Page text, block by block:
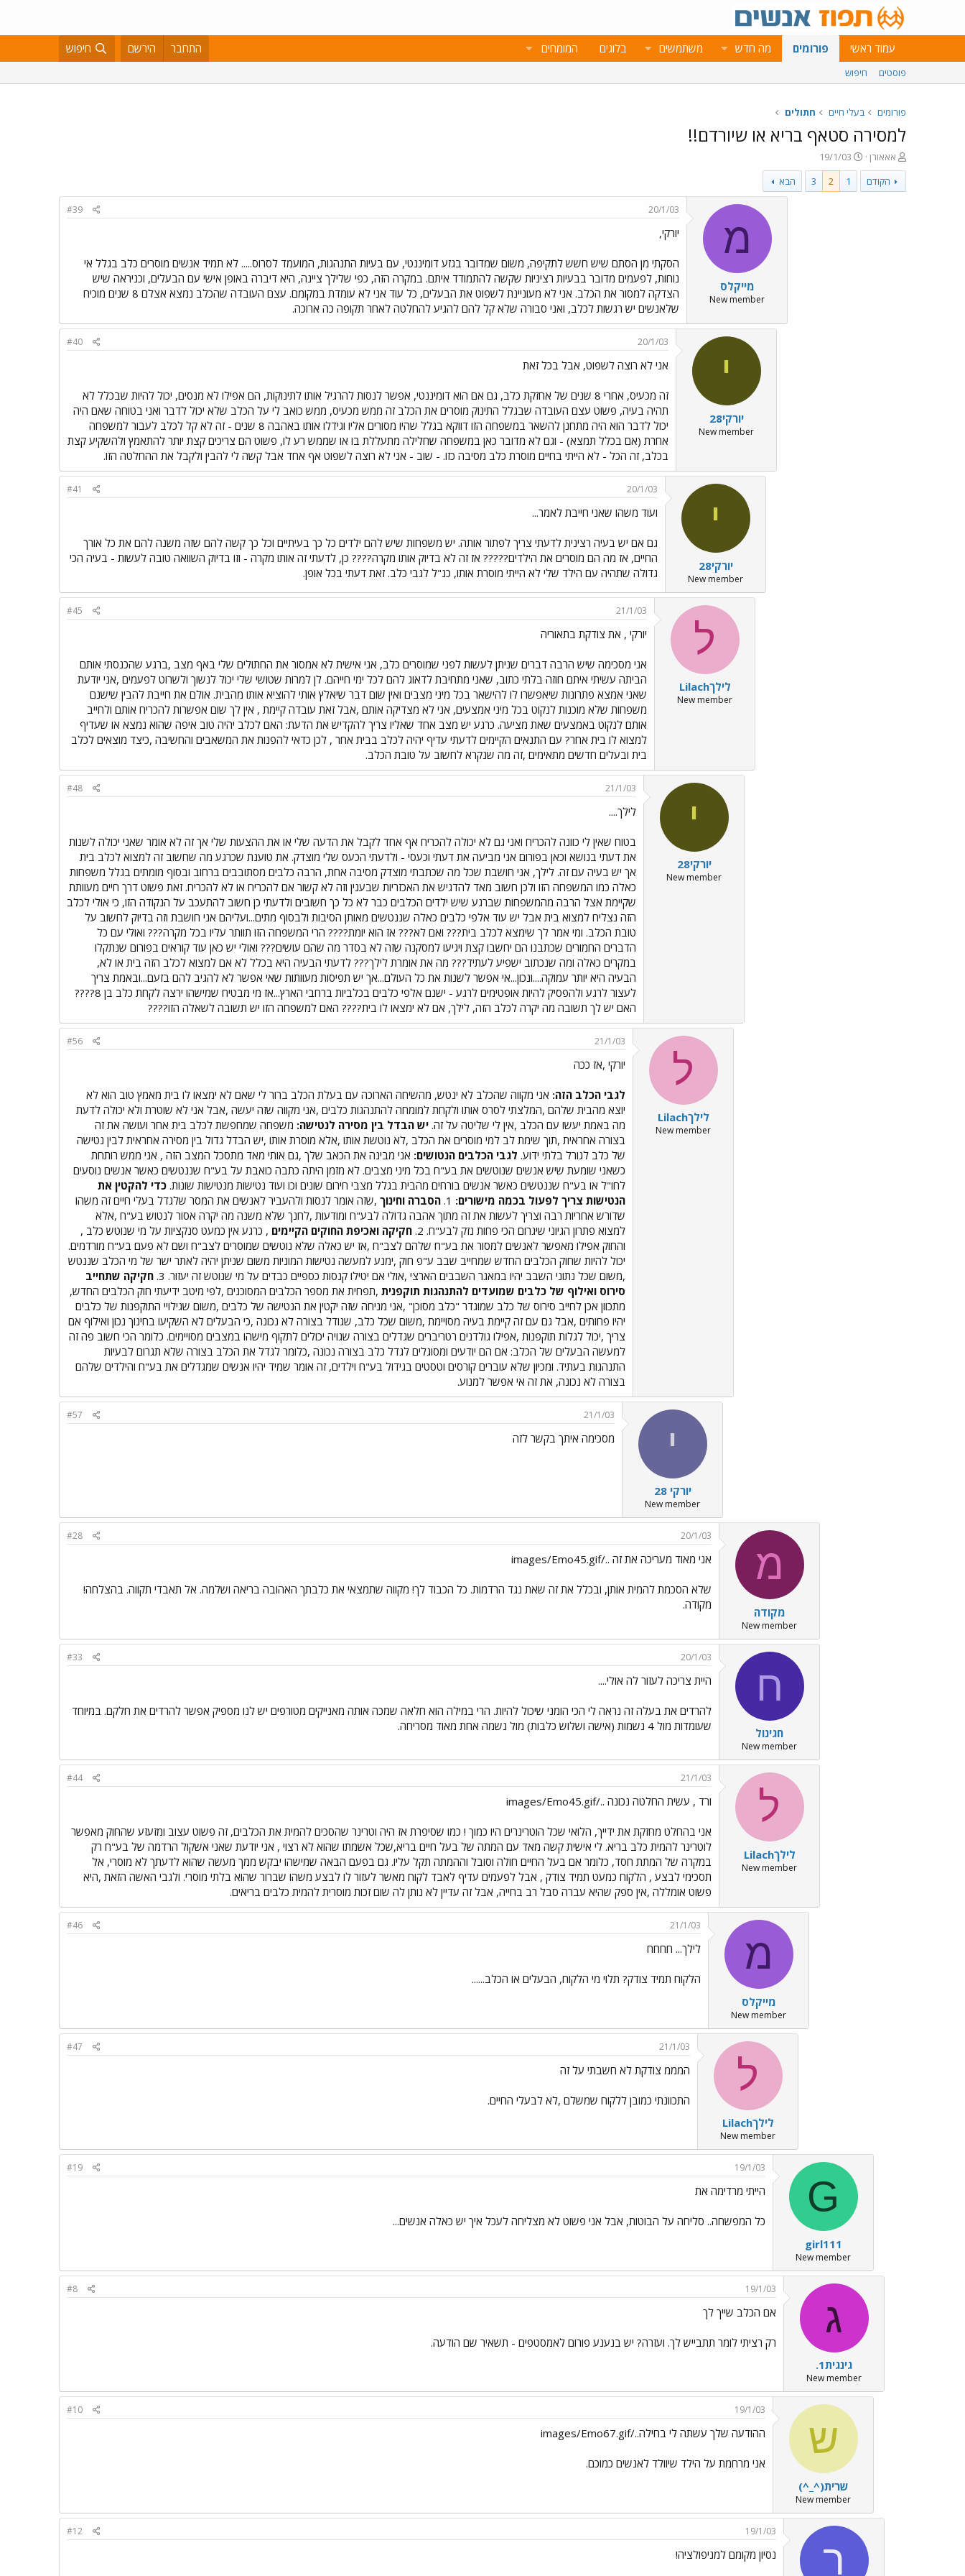
עמוד ראשי פורומים מה חדש משתמשים בלוגים המומחים התחבר הירשם חיפוש
פוסטים חיפוש
פורומים בעלי חיים חתולים
למסירה סטאף בריא או שיורדם!!
פ
ו
ת
ח
אאאורן
פ
ו
ר
ס
19/1/03
הקודם
1
2
3 הבא
מ
מייקלס
New member
20/1/03
#39
יורקי,
הסקתי מן הסתם שיש חשש לתקיפה, משום שמדובר בגזע דומיננטי, עם בעיות התנהגות, המועמד לסרוס..... לא תמיד אנשים מוסרים כלב בגלל אי
נוחות, לפעמים מדובר בבעיות רציניות שקשה להתמודד איתם. במקרה הזה, כפי שלילך ציינה, היא דיברה באופן אישי עם הבעלים, וכניראה שיש
הצדקה למסור את הכלב. אני לא מעוניינת לשפוט את הבעלים, כל עוד אני לא עומדת במקומם. עצם העובדה שהכלב נמצא אצלם 8 שנים מוכיח
שלאנשים יש רגשות לכלב, ואני סבורה שלא קל להם להגיע להחלטה לאחר תקופה כה ארוכה.
י
יורקי28
New member
20/1/03
#40
אני לא רוצה לשפוט, אבל בכל זאת
זה מכעיס, אחרי 8 שנים של אחזקת כלב, גם אם הוא דומיננטי, אפשר לנסות להרגיל אותו לתינוקות, הם אפילו לא מנסים, יכול להיות שבכלל לא
תהיה בעיה, פשוט עצם העובדה שבגלל התינוק מוסרים את הכלב זה ממש מכעיס, ממש כואב לי על הכלב שלא יכול לדבר ואני בטוחה שאם היה
יכול לדבר הוא היה מתחנן להשאר במשפחה הזו דווקא בגלל שהיו מסורים אליו וגידלו אותו באהבה 8 שנים - זה לא קל לכלב לעבור למשפחה
אחרת (אם בכלל תמצא) - וגם לא מדובר כאן במשפחה שחלילה מתעללת בו או שממש רע לו, פשוט הם צריכים קצת יותר להתאמץ ולהשקיע קצת
בכלב, זה הכל - לא הייתי בחיים מוסרת כלב מסיבה כזו. - שוב - אני לא רוצה לשפוט אף אחד אבל קשה לי להבין ולקבל את ההחלטה הזו.
י
יורקי28
New member
20/1/03
#41
ועוד משהו שאני חייבת לאמר...
גם אם יש בעיה רצינית לדעתי צריך לפתור אותה. יש משפחות שיש להם ילדים כל כך בעיתיים וכל כך קשה להם שזה משנה להם את כל אורך
החיים, אז מה הם מוסרים את הילדים????? אז זה לא בדיוק אותו מקרה???? כן, לדעתי זה אותו מקרה - וזו בדיוק השוואה טובה לעשות - בעיה הכי
גדולה שתהיה עם הילד שלי לא הייתי מוסרת אותו, כנ"ל לגבי כלב. זאת דעתי בכל אופן.
ל
לילךLilach
New member
21/1/03
#45
יורקי , את צודקת בתאוריה
אני מסכימה שיש הרבה דברים שניתן לעשות לפני שמוסרים כלב, אני אישית לא אמסור את החתולים שלי באף מצב ,ברגע שהכנסתי אותם
הביתה עשיתי איתם חוזה בלתי כתוב, שאני מתחיבת לדאוג להם לכל ימי חייהם. לן למרות שטושי שלי יכול לנשוך ולשרוט לפעמים ,אני יודעת
שאני אמצא פתרונות שיאפשרו לו להישאר בכל מיני מצבים ואין שום דבר שיאלץ אותי להוציא אותו מהבית. אולם את חייבת להבין שישנם
משפחות שלא מוכנות לנקוט בכל מיני אמצעים, אני לא מצדיקה אותם ,אבל זאת עובדה קיימת , אין לך שום אפשרות להכריח אותם ולחייב
אותם לנקוט באמצעים שאת מציעה. כרגע יש מצב אחד שאליו צריך להקדיש את הדעת: האם לכלב יהיה טוב איפה שהוא נמצא או שעדיף
למצוא לו בית אחר? עם התנאים הקיימים לדעתי עדיף יהיה לכלב בבית אחר , לכן כדאי להפנות את המשאבים והחשיבה ,כיצד מוצאים לכלב
בית ובעלים חדשים מתאימים ,זה מה שנקרא לחשוב על טובת הכלב.
י
יורקי28
New member
21/1/03
#48
לילך....
בטוח שאין לי כוונה להכריח ואני גם לא יכולה להכריח אף אחד לקבל את הדעה שלי או את ההצעות שלי אך זה לא אומר שאני יכולה לשנות
את דעתי בנושא וכאן בפורום אני מביעה את דעתי וכעסי - ולדעתי הכעס שלי מוצדק. את טוענת שכרגע מה שחשוב זה למצוא לכלב בית
אך יש בעיה עם זה. לילך, אני חושבת שכל מה שכתבתי מוצדק מסיבה אחת, הרבה כלבים מסתובבים ברחוב ובסוף מומתים בגלל משפחות
כאלה כמו המשפחה הזו ולכן חשוב מאד להדגיש את האכזריות שבענין וזה לא קשור אם להכריח או לא להכריח. זאת פשוט דרך חיים מעוותת
שקיימת אצל הרבה מהמשפחות שברגע שיש ילדים הכלבים כבר לא כל כך חשובים ולדעתי כן חשוב להתעכב על הנקודה הזו, כי אולי לכלב
הזה נצליח למצוא בית אבל יש עוד אלפי כלבים כאלה שננטשים מאותן הסיבות ולבסוף מתים...ועליהם אני חושבת וזה בדיוק לחשוב על
טובת הכלב. ומי אמר לך שימצא לכלב בית??? ואם לא??? אז הוא יומת???? הרי המשפחה הזו תוותר עליו בכל מקרה??? ואולי עם כל
הדברים החמורים שכתבנו הם יחשבו קצת ויגיעו למסקנה שזה לא בסדר מה שהם עושים??? ואולי יש כאן עוד קוראים בפורום שנתקלו
במקרים כאלה ומה שנכתוב ישפיע לעתיד??? מה את אומרת לילך??? לדעתי הבעיה היא בכלל לא אם למצוא לכלב הזה בית או לא,
הבעיה היא יותר עמוקה....ונכון...אי אפשר לשנות את כל העולם...אך יש תפיסות מעוותות שאי אפשר לא להגיב להם בזעם...ובאמת צריך
לעצור לרגע ולהפסיק להיות אופטימים לרגע - ישנם אלפי כלבים בכלביות ברחבי הארץ...אז מי מבטיח שמישהו ירצה לקחת כלב בן 8????
האם יש לך תשובה מה יקרה לכלב הזה, לילך, אם לא ימצאו לו בית???? האם למשפחה הזו יש תשובה לשאלה הזו????
ל
לילךLilach
New member
21/1/03
#56
יורקי ,אז ככה
לגבי הכלב הזה: אני מקווה שהכלב לא ינטש, מהשיחה הארוכה עם בעלת הכלב ברור לי שאם לא ימצאו לו בית מאמץ טוב הוא לא
יוצא מהבית שלהם ,המלצתי לסרס אותו ולקחת למומחה להתנהגות כלבים ,אני מקווה שזה יעשה ,אבל אני לא שוטרת ולא יכולה לדעת
מה באמת יעשו עם הכלב ,אין לי שליטה על זה. יש הבדל בין מסירה לנטישה: משפחה שמחפשת לכלב בית אחר ועושה את זה
בצורה אחראית ,תוך שימת לב למי מוסרים את הכלב ,לא נוטשת אותו ,אלא מוסרת אותו ,יש הבדל גדול בין מסירה אחראית לבין נטישה
של כלב לגורל בלתי ידוע. לגבי הכלבים הנטושים: אני מבינה את הכאב שלך ,גם אותי מאד מתסכל המצב הזה , אני ממש רותחת
כשאני שומעת שיש אנשים שנוטשים את בע"ח בכל מיני מצבים. לא מזמן היתה כתבה כואבת על בע"ח שננטשים כאשר אנשים נוסעים
לחו"ל או בע"ח שננטשים כאשר אנשים בורחים מהבית בגלל מצבי חירום שונים וכו ועוד נטישות מנטישות שונות. כדי להקטין את
הנטישות צריך לפעול בכמה מישורים: 1. הסברה וחינוך ,שזה אומר לנסות ולהעביר לאנשים את המסר שלגדל בעלי חיים זה משהו
שדורש אחריות רבה וצריך לעשות את זה מתוך אהבה גדולה לבע"ח ומודעות ,לחנך שלא משנה מה יקרה אסור לנטוש בע"ח ,אלא
למצוא פתרון הגיוני שיגרום הכי פחות נזק לבע"ח. 2.
חקיקה ואכיפת החוקים הקיימים , כרגע אין כמעט סנקציות על מי שנוטש כלב ,
והחוק אפילו מאפשר לאנשים למסור את בע"ח שלהם לצב"ח ,אז יש כאלה שלא נוטשים שמוסרים לצב"ח ושם לא פעם בע"ח מורדמים.
יכול להיות שחוק הכלבים החדש שמחייב שבב ע"פ חוק ,ימנע למעשה נטישות המוניות משום שניתן יהיה לאתר ישר של מי הכלב שננטש
,משום שכל נתוני השבב יהיו במאגר השבבים הארצי ,אולי אם יטילו קנסות כספיים כבדים על מי שנוטש זה יעזור. 3.
חקיקה שתחייב
סירוס ואילוף של כלבים שמועדים להתנהגות תוקפנית ,תפחית את מספר הכלבים המסוכנים ,לפי מיטב ידיעתי חוק הכלבים החדש,
מתכוון אכן לחייב סירוס של כלב שמוגדר "כלב מסוכן" ,אני מניחה שזה יקטין את הנטישה של כלבים ,משום שגילויי התוקפנות של כלבים
יהיו פחותים ,אבל גם עם זה קיימת בעיה מסויימת ,משום שכל כלב, שגודל בצורה לא נכונה ,כי הבעלים לא השקיעו בחינוך נכון ואילוף אם
צריך ,יכול לגלות תוקפנות ,אפילו גולדנים רטריברים שגדלים בצורה שגויה יכולים לתקוף מישהו במצבים מסויימים. כלומר הכי חשוב פה זה
למעשה הבעלים של הכלב: אם הם יודעים ומסוגלים לגדל כלב בצורה נכונה ,כלומר לגדל את הכלב בצורה שלא תגרום לבעיות
התנהגות בעתיד. ומכיון שלא עוברים קורסים וטסטים בגידול בע"ח וילדים, זה אומר שמיד יהיו אנשים שמגדלים את בע"ח והילדים שלהם
בצורה לא נכונה, את זה אי אפשר למנוע.
י
יורקי 28
New member
21/1/03
#57
מסכימה איתך בקשר לזה
מ
מקודה
New member
20/1/03
#28
אני מאוד מעריכה את זה ../images/Emo45.gif
שלא הסכמת להמית אותן, ובכלל את זה שאת נגד הרדמות. כל הכבוד לך! מקווה שתמצאי את כלבתך האהובה בריאה ושלמה. אל תאבדי תקווה. בהצלחה!
מקודה.
ח
חגינול
New member
20/1/03
#33
היית צריכה לעזור לה אולי....
להרדים את בעלה זה נראה לי הכי הומני שיכול להיות. הרי במילה הוא חלאה שמכה אותה מאנייקים מטורפים יש לנו מספיק אפשר להרדים את חלקם. במיוחד
שעומדות מול 4 נשמות (אישה ושלוש כלבות) מול נשמה אחת מאוד מסריחה.
ל
לילךLilach
New member
21/1/03
#44
ורד , עשית החלטה נכונה ../images/Emo45.gif
אני בהחלט מחזקת את ידייך, הלואי שכל הוטרינרים היו כמוך ! כמו שסיפרת אז היה וטרינר שהסכים להמית את הכלבים, זה פשוט עצוב ומזעזע שהחוק מאפשר
לוטרינר להמית כלב בריא. לי אישית קשה מאד עם המתה של בעל חיים בריא,שכל אשמתו שהוא לא רצוי , אני יודעת שאני אשקול הרדמה של בע"ח רק
במקרה של המתת חסד, כלומר אם בעל החיים חולה וסובל וההמתה תקל עליו. גם בפעם הבאה שמישהו יבקש ממך מעשה שהוא לדעתך לא מוסרי, אל
תסכימי לבצע , הלקוח כמעט תמיד צודק , אבל לפעמים עדיף לאבד לקוח מאשר לעזור לו לבצע משהו שברור שהוא בלתי מוסרי. ולגבי האשה הזאת ,היא
פשוט אומללה ,אין ספק שהיא עברה סבל רב בחייה, אבל זה עדיין לא נותן לה שום זכות מוסרית להמית כלבים בריאים.
מ
מייקלס
New member
21/1/03
#46
לילך... חחחח
הלקוח תמיד צודק? תלוי מי הלקוח, הבעלים או הכלב......
ל
לילךLilach
New member
21/1/03
#47
המממ צודקת לא חשבתי על זה
התכוונתי כמובן ללקוח שמשלם ,לא לבעלי החיים.
G
girl111
New member
19/1/03
#19
הייתי מרדימה את
כל המפשחה.. סליחה על הבוטות, אבל אני פשוט לא מצליחה לעכל איך יש כאלה אנשים...
ג
גינגית1.
New member
19/1/03
#8
אם הכלב שייך לך
רק רציתי לומר תתבייש לך. ועזרה? יש בנענע פורום לאמסטפים - תשאיר שם הודעה.
ש
שרית(^_^)
New member
19/1/03
#10
ההודעה שלך עשתה לי בחילה../images/Emo67.gif
אני מרחמת על הילד שיוולד לאנשים כמוכם.
ר
19/1/03
#12
נסיון מקומם למניפולציה!